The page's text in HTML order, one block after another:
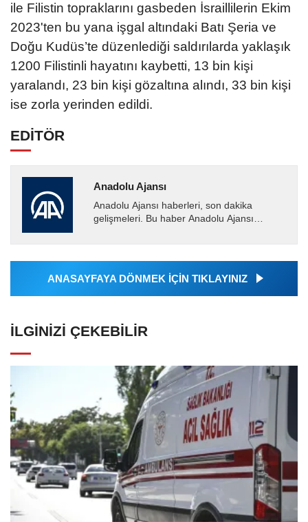
ile Filistin topraklarını gasbeden İsraillilerin Ekim
2023'ten bu yana işgal altındaki Batı Şeria ve
Doğu Kudüs’te düzenlediği saldırılarda yaklaşık
1200 Filistinli hayatını kaybetti, 13 bin kişi
yaralandı, 23 bin kişi gözaltına alındı, 33 bin kişi
ise zorla yerinden edildi.
EDİTÖR
Anadolu Ajansı
Anadolu Ajansı haberleri, son dakika
gelişmeleri. Bu haber Anadolu Ajansı
tarafından geçilen tüm...
ANASAYFAYA DÖNMEK İÇİN TIKLAYINIZ
İLGINIZI ÇEKEBILIR